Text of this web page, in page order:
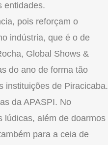
entidades.
pois reforçam o
indústria, que é o de
Global Shows &
do ano de forma tão
instituições de Piracicaba.
da APASPI. No
lúdicas, além de doarmos
para a ceia de